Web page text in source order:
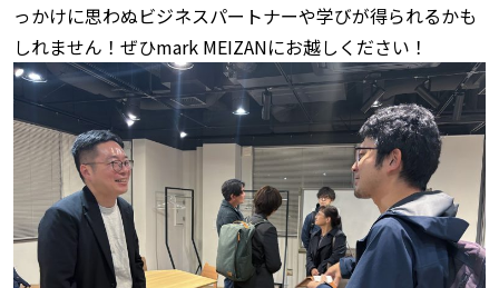
っかけに思わぬビジネスパートナーや学びが得られるかも
しれません！ぜひmark MEIZANにお越しください！